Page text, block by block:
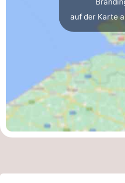
auf der Karte